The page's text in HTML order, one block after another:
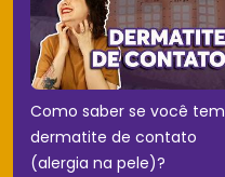
Como saber se você tem
dermatite de contato
(alergia na pele)?